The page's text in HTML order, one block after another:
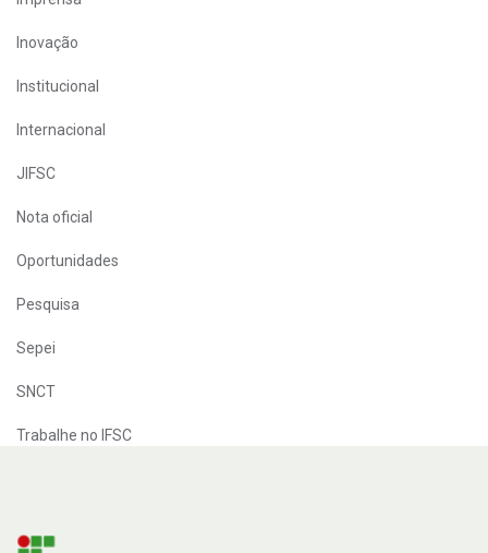
Inovação
Institucional
Internacional
JIFSC
Nota oficial
Oportunidades
Pesquisa
Sepei
SNCT
Trabalhe no IFSC